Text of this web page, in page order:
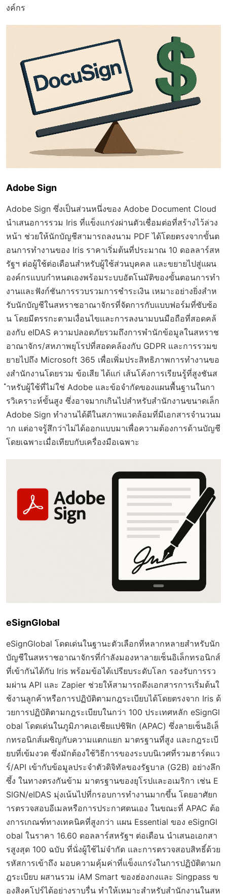
งค์กร
Adobe Sign
Adobe Sign ซึ่งเป็นส่วนหนึ่งของ Adobe Document Cloud
นำเสนอการรวม Iris ที่แข็งแกร่งผ่านตัวเชื่อมต่อที่สร้างไว้ล่วง
หน้า ช่วยให้นักบัญชีสามารถลงนาม PDF ได้โดยตรงจากขั้นต
อนการทำงานของ Iris ราคาเริ่มต้นที่ประมาณ 10 ดอลลาร์สห
รัฐฯ ต่อผู้ใช้ต่อเดือนสำหรับผู้ใช้ส่วนบุคคล และขยายไปสู่แผน
องค์กรแบบกำหนดเองพร้อมระบบอัตโนมัติของขั้นตอนการทำ
งานและฟังก์ชันการรวบรวมการชำระเงิน เหมาะอย่างยิ่งสำห
รับนักบัญชีในสหราชอาณาจักรที่จัดการกับแบบฟอร์มที่ซับซ้อ
น โดยมีตรรกะตามเงื่อนไขและการลงนามบนมือถือที่สอดคล้
องกับ eIDAS ความปลอดภัยรวมถึงการพำนักข้อมูลในสหราช
อาณาจักร/สหภาพยุโรปที่สอดคล้องกับ GDPR และการรวมข
ยายไปถึง Microsoft 365 เพื่อเพิ่มประสิทธิภาพการทำงานขอ
งสำนักงานโดยรวม ข้อเสีย ได้แก่ เส้นโค้งการเรียนรู้ที่สูงชันส
ำหรับผู้ใช้ที่ไม่ใช่ Adobe และข้อจำกัดของแผนพื้นฐานในกา
รวิเคราะห์ขั้นสูง ซึ่งอาจมากเกินไปสำหรับสำนักงานขนาดเล็ก
Adobe Sign ทำงานได้ดีในสภาพแวดล้อมที่มีเอกสารจำนวนม
าก แต่อาจรู้สึกว่าไม่ได้ออกแบบมาเพื่อความต้องการด้านบัญชี
โดยเฉพาะเมื่อเทียบกับเครื่องมือเฉพาะ
eSignGlobal
eSignGlobal โดดเด่นในฐานะตัวเลือกที่หลากหลายสำหรับนัก
บัญชีในสหราชอาณาจักรที่กำลังมองหาลายเซ็นอิเล็กทรอนิกส์
ที่เข้ากันได้กับ Iris พร้อมข้อได้เปรียบระดับโลก รองรับการรว
มผ่าน API และ Zapier ช่วยให้สามารถดึงเอกสารการเริ่มต้นใ
ช้งานลูกค้าหรือการปฏิบัติตามกฎระเบียบได้โดยตรงจาก Iris ด้
วยการปฏิบัติตามกฎระเบียบในกว่า 100 ประเทศหลัก eSignGl
obal โดดเด่นในภูมิภาคเอเชียแปซิฟิก (APAC) ซึ่งลายเซ็นอิเล็
กทรอนิกส์เผชิญกับความแตกแยก มาตรฐานที่สูง และกฎระเบี
ยบที่เข้มงวด ซึ่งมักต้องใช้วิธีการของระบบนิเวศที่รวมฮาร์ดแว
ร์/API เข้ากับข้อมูลประจำตัวดิจิทัลของรัฐบาล (G2B) อย่างลึก
ซึ้ง ในทางตรงกันข้าม มาตรฐานของยุโรปและอเมริกา เช่น E
SIGN/eIDAS มุ่งเน้นไปที่กรอบการทำงานมากขึ้น โดยอาศัยก
ารตรวจสอบอีเมลหรือการประกาศตนเอง ในขณะที่ APAC ต้อ
งการเกณฑ์ทางเทคนิคที่สูงกว่า แผน Essential ของ eSignGl
obal ในราคา 16.60 ดอลลาร์สหรัฐฯ ต่อเดือน นำเสนอเอกสา
รสูงสุด 100 ฉบับ ที่นั่งผู้ใช้ไม่จำกัด และการตรวจสอบสิทธิ์ด้วย
รหัสการเข้าถึง มอบความคุ้มค่าที่แข็งแกร่งในการปฏิบัติตามก
ฎระเบียบ ผสานรวม iAM Smart ของฮ่องกงและ Singpass ข
องสิงคโปร์ได้อย่างราบรื่น ทำให้เหมาะสำหรับสำนักงานในสห